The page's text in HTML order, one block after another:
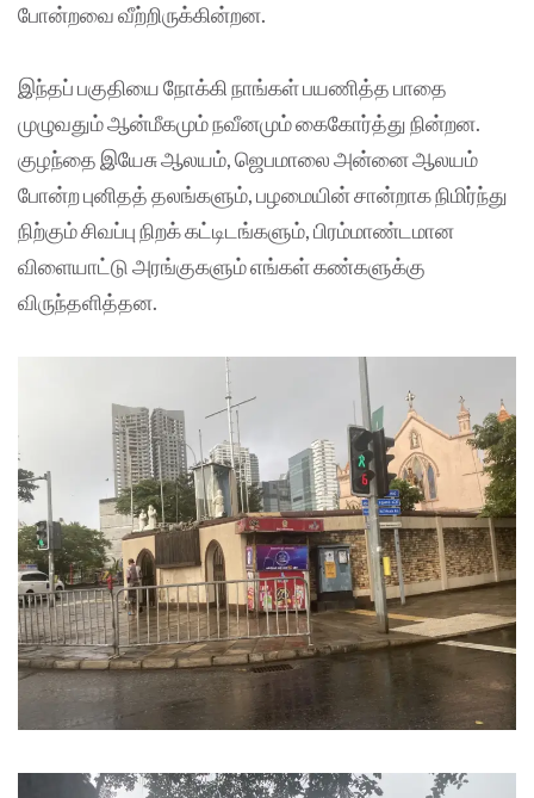
போன்றவை வீற்றிருக்கின்றன.
இந்தப் பகுதியை நோக்கி நாங்கள் பயணித்த பாதை
முழுவதும் ஆன்மீகமும் நவீனமும் கைகோர்த்து நின்றன.
குழந்தை இயேசு ஆலயம், ஜெபமாலை அன்னை ஆலயம்
போன்ற புனிதத் தலங்களும், பழமையின் சான்றாக நிமிர்ந்து
நிற்கும் சிவப்பு நிறக் கட்டிடங்களும், பிரம்மாண்டமான
விளையாட்டு அரங்குகளும் எங்கள் கண்களுக்கு
விருந்தளித்தன.